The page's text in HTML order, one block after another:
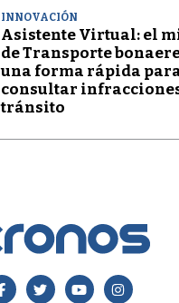
INNOVACIÓN
Asistente Virtual: el
de Transporte
una forma rápida
consultar
tránsito